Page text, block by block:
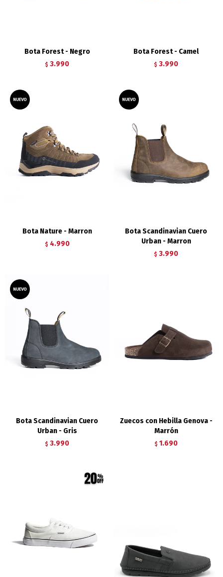
Bota Forest - Negro
$ 3.990
Bota Forest - Camel
$ 3.990
Bota Nature - Marron
$ 4.990
Bota Scandinavian Cuero
Urban - Marron
$ 3.990
Bota Scandinavian Cuero
Urban - Gris
$ 3.990
Zuecos con Hebilla Genova -
Marrón
$ 1.690